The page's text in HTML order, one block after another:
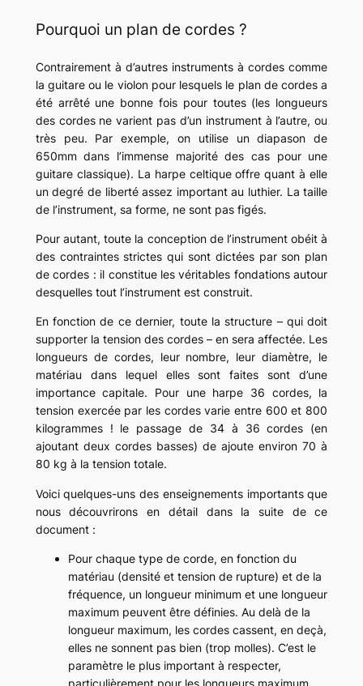
Pourquoi un plan de cordes ?
Contrairement à d’autres instruments à cordes comme
la guitare ou le violon pour lesquels le plan de cordes a
été arrêté une bonne fois pour toutes (les longueurs
des cordes ne varient pas d’un instrument à l’autre, ou
très peu. Par exemple, on utilise un diapason de
650mm dans l’immense majorité des cas pour une
guitare classique). La harpe celtique offre quant à elle
un degré de liberté assez important au luthier. La taille
de l’instrument, sa forme, ne sont pas figés.
Pour autant, toute la conception de l’instrument obéit à
des contraintes strictes qui sont dictées par son plan
de cordes : il constitue les véritables fondations autour
desquelles tout l’instrument est construit.
En fonction de ce dernier, toute la structure – qui doit
supporter la tension des cordes – en sera affectée. Les
longueurs de cordes, leur nombre, leur diamètre, le
matériau dans lequel elles sont faites sont d’une
importance capitale. Pour une harpe 36 cordes, la
tension exercée par les cordes varie entre 600 et 800
kilogrammes ! le passage de 34 à 36 cordes (en
ajoutant deux cordes basses) de ajoute environ 70 à
80 kg à la tension totale.
Voici quelques-uns des enseignements importants que
nous découvrirons en détail dans la suite de ce
document :
Pour chaque type de corde, en fonction du
matériau (densité et tension de rupture) et de la
fréquence, un longueur minimum et une longueur
maximum peuvent être définies. Au delà de la
longueur maximum, les cordes cassent, en deçà,
elles ne sonnent pas bien (trop molles). C’est le
paramètre le plus important à respecter,